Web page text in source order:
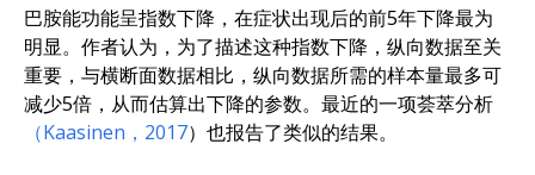
巴胺能功能呈指数下降，在症状出现后的前5年下降最为
明显。作者认为，为了描述这种指数下降，纵向数据至关
重要，与横断面数据相比，纵向数据所需的样本量最多可
减少5倍，从而估算出下降的参数。最近的一项荟萃分析
（Kaasinen，2017）也报告了类似的结果。